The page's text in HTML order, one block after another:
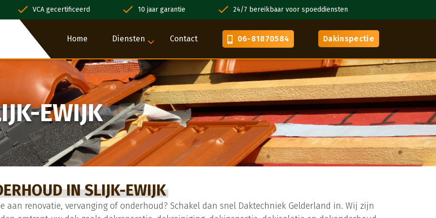
VCA gecertificeerd 10 jaar garantie 24/7 bereikbaar voor spoeddiensten
Home Diensten Contact 06-81870584 Dakinspectie
EWIJK
IN SLIJK-EWIJK
aan renovatie, vervanging of onderhoud? Schakel dan snel Daktechniek Gelderland in. Wij zijn